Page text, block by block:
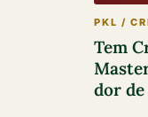
PKL /
Tem
dor